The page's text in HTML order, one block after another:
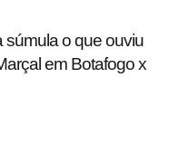
súmula o que ouviu
em Botafogo x